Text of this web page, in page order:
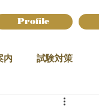
Profile
内 試験対策